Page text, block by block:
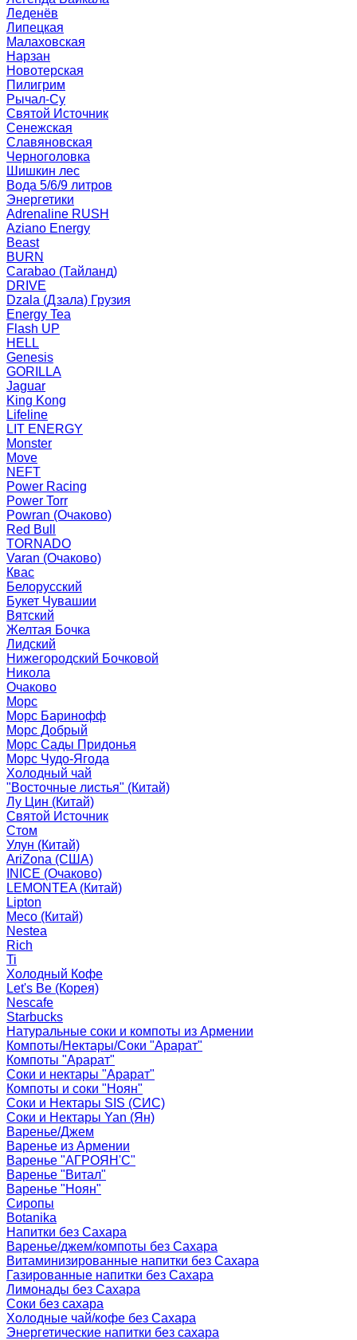
Леденёв
Липецкая
Малаховская
Нарзан
Новотерская
Пилигрим
Рычал-Су
Святой Источник
Сенежская
Славяновская
Черноголовка
Шишкин лес
Вода 5/6/9 литров
Энергетики
Adrenaline RUSH
Aziano Energy
Beast
BURN
Carabao (Тайланд)
DRIVE
Dzala (Дзала) Грузия
Energy Tea
Flash UP
HELL
Genesis
GORILLA
Jaguar
King Kong
Lifeline
LIT ENERGY
Monster
Move
NEFT
Power Racing
Power Torr
Powran (Очаково)
Red Bull
TORNADO
Varan (Очаково)
Квас
Белорусский
Букет Чувашии
Вятский
Желтая Бочка
Лидский
Нижегородский Бочковой
Никола
Очаково
Морс
Морс Баринофф
Морс Добрый
Морс Сады Придонья
Морс Чудо-Ягода
Холодный чай
"Восточные листья" (Китай)
Лу Цин (Китай)
Святой Источник
Стом
Улун (Китай)
AriZona (США)
INICE (Очаково)
LEMONTEA (Китай)
Lipton
Meco (Китай)
Nestea
Rich
Ti
Холодный Кофе
Let's Be (Корея)
Nescafe
Starbucks
Натуральные соки и компоты из Армении
Компоты/Нектары/Соки "Арарат"
Компоты "Арарат"
Соки и нектары "Арарат"
Компоты и соки "Ноян"
Соки и Нектары SIS (СИС)
Соки и Нектары Yan (Ян)
Варенье/Джем
Варенье из Армении
Варенье "АГРОЯН'С"
Варенье "Витал"
Варенье "Ноян"
Сиропы
Botanika
Напитки без Сахара
Варенье/джем/компоты без Сахара
Витаминизированные напитки без Сахара
Газированные напитки без Сахара
Лимонады без Сахара
Соки без сахара
Холодные чай/кофе без Сахара
Энергетические напитки без сахара